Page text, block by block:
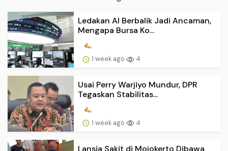
Ledakan AI Berbalik Jadi Ancaman,
Mengapa Bursa Ko...
1 week ago 4
Usai Perry Warjiyo Mundur, DPR
Tegaskan Stabilitas...
1 week ago 4
Lansia Sakit di Mojokerto Dibawa